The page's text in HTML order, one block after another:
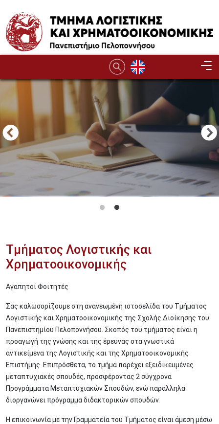
Τμήματος Λογιστικής και
Χρηματοοικονομικής
Αγαπητοί Φοιτητές
Σας καλωσορίζουμε στη ανανεωμένη ιστοσελίδα του Τμήματος
Λογιστικής και Χρηματοοικονομικής της Σχολής Διοίκησης του
Πανεπιστημίου Πελοποννήσου. Σκοπός του τμήματος είναι η
προαγωγή της γνώσης και της έρευνας στα γνωστικά
αντικείμενα της Λογιστικής και της Χρηματοοικονομικής
Επιστήμης. Επιπρόσθετα, το τμήμα παρέχει εξειδικευμένες
μεταπτυχιακές σπουδές, προσφέροντας 2 σύγχρονα
Προγράμματα Μεταπτυχιακών Σπουδών, ενώ παράλληλα
διοργανώνει πρόγραμμα διδακτορικών σπουδών.
Η επικοινωνία με την Γραμματεία του Τμήματος είναι άμεση μέσω